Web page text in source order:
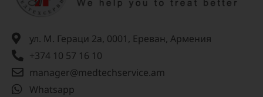
ул. М. Гераци 2а, 0001, Ереван, Армения
+374 10 57 16 10
manager@medtechservice.am
Whatsapp